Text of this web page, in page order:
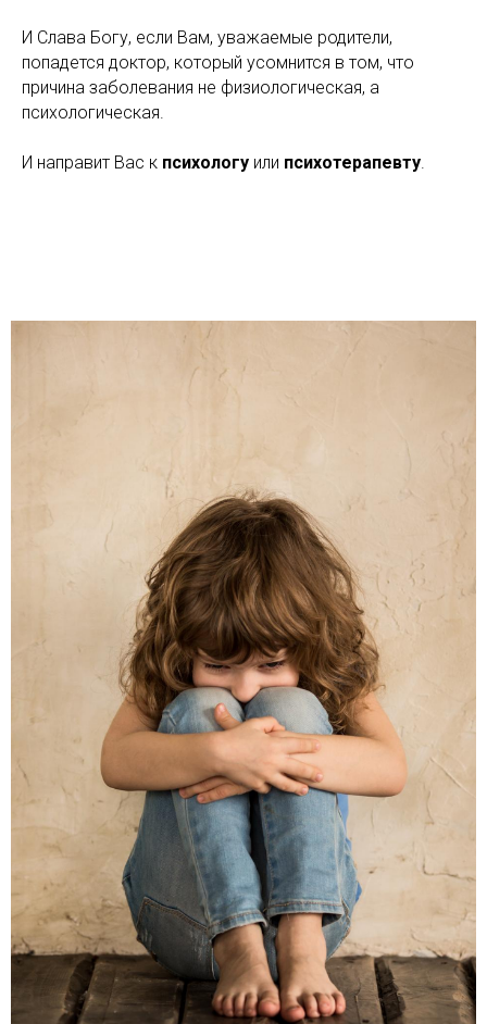
И Слава Богу, если Вам, уважаемые родители,
попадется доктор, который усомнится в том, что
причина заболевания не физиологическая, а
психологическая.
И направит Вас к психологу или психотерапевту.